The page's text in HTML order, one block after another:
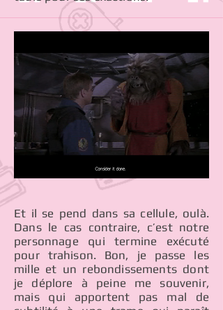
Et il se pend dans sa cellule, oulà.
Dans le cas contraire, c’est notre
personnage qui termine exécuté
pour trahison. Bon, je passe les
mille et un rebondissements dont
je déplore à peine me souvenir,
mais qui apportent pas mal de